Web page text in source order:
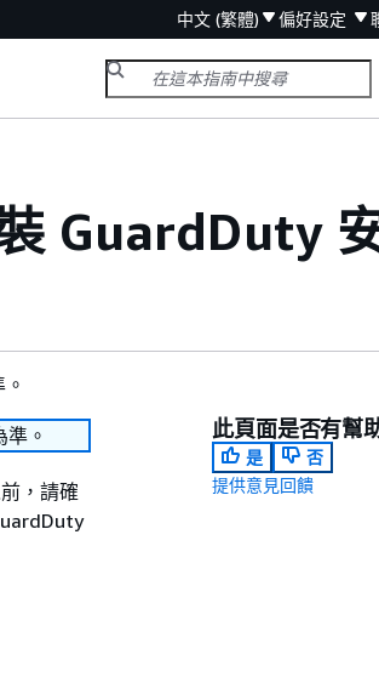
中文 (繁體) 偏好設定
GuardDuty
。
，請確
此頁面是否有幫
是
否
提供意見回饋